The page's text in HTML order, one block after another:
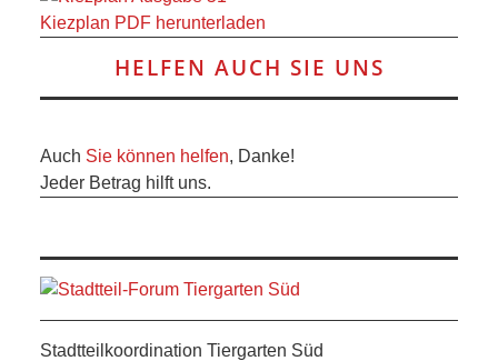
DER
ANDERE
NETZWERK
KONTAKT
Kiezplan PDF herunterladen
HELFEN AUCH SIE UNS
Auch Sie können helfen, Danke!
Jeder Betrag hilft uns.
Stadtteilkoordination Tiergarten Süd